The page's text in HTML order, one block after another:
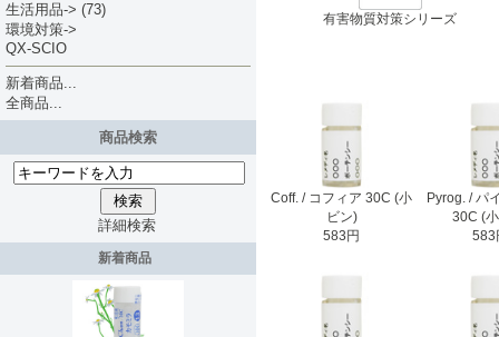
生活用品-> (73)
環境対策->
QX-SCIO
新着商品...
全商品...
商品検索
詳細検索
新着商品
有害物質対策シリーズ
Coff. / コフィア 30C (小
ビン)
583円
Pyrog. / パ
30C (
583